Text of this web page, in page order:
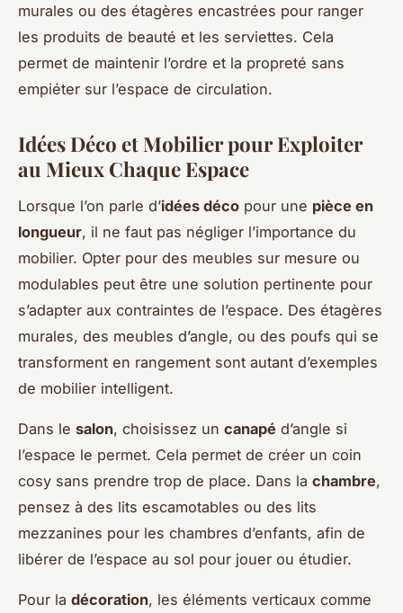
murales ou des étagères encastrées pour ranger
les produits de beauté et les serviettes. Cela
permet de maintenir l’ordre et la propreté sans
empiéter sur l’espace de circulation.
Idées Déco et Mobilier pour Exploiter
au Mieux Chaque Espace
Lorsque l’on parle d’idées déco pour une pièce en
longueur, il ne faut pas négliger l’importance du
mobilier. Opter pour des meubles sur mesure ou
modulables peut être une solution pertinente pour
s’adapter aux contraintes de l’espace. Des étagères
murales, des meubles d’angle, ou des poufs qui se
transforment en rangement sont autant d’exemples
de mobilier intelligent.
Dans le salon, choisissez un canapé d’angle si
l’espace le permet. Cela permet de créer un coin
cosy sans prendre trop de place. Dans la chambre,
pensez à des lits escamotables ou des lits
mezzanines pour les chambres d’enfants, afin de
libérer de l’espace au sol pour jouer ou étudier.
Pour la décoration, les éléments verticaux comme